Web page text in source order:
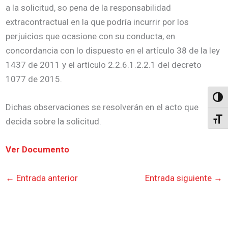
a la solicitud, so pena de la responsabilidad
extracontractual en la que podría incurrir por los
perjuicios que ocasione con su conducta, en
concordancia con lo dispuesto en el artículo 38 de la ley
1437 de 2011 y el artículo 2.2.6.1.2.2.1 del decreto
1077 de 2015.
Dichas observaciones se resolverán en el acto que
decida sobre la solicitud.
Ver Documento
← Entrada anterior Entrada siguiente →